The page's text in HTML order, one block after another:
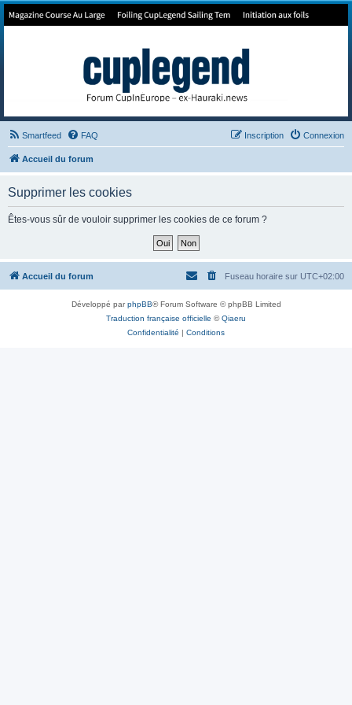
Forum de Cup In Europe
Smartfeed FAQ Connexion
Inscription
Accueil du forum
Supprimer les cookies
Êtes-vous sûr de vouloir supprimer les cookies de ce forum ?
Accueil du forum Fuseau horaire sur UTC+02:00
Développé parphpBB® Forum Software © phpBB Limited
Traduction française officielle ©Qiaeru
Confidentialité
Conditions